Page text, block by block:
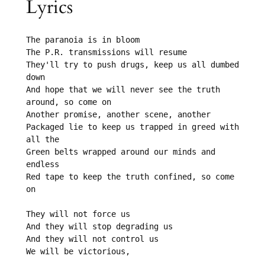
Lyrics
The paranoia is in bloom
The P.R. transmissions will resume
They'll try to push drugs, keep us all dumbed
down
And hope that we will never see the truth
around, so come on
Another promise, another scene, another
Packaged lie to keep us trapped in greed with
all the
Green belts wrapped around our minds and
endless
Red tape to keep the truth confined, so come
on
They will not force us
And they will stop degrading us
And they will not control us
We will be victorious,